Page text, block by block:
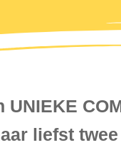
UNIEKE
liefst